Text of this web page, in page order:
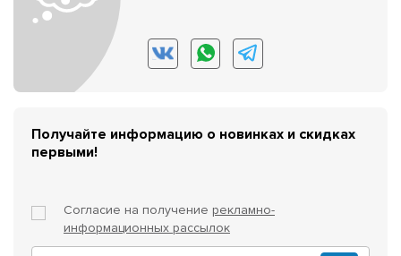
Получайте информацию о новинках и скидках
первыми!
Согласие на получение рекламно-
информационных рассылок